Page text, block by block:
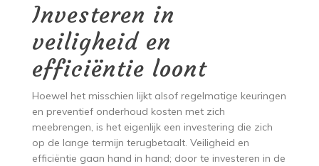
Investeren in
veiligheid en
efficiëntie loont
Hoewel het misschien lijkt alsof regelmatige keuringen
en preventief onderhoud kosten met zich
meebrengen, is het eigenlijk een investering die zich
op de lange termijn terugbetaalt. Veiligheid en
efficiëntie gaan hand in hand; door te investeren in de